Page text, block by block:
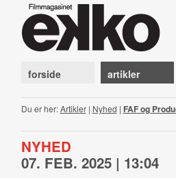
forside artikler
Du er her:Artikler| Nyhed | FAF og
NYHED
07. FEB. 2025 | 13:04